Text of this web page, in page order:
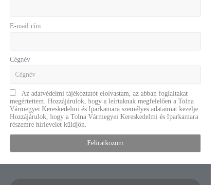
E-mail cím
Cégnév
Az adatvédelmi tájékoztatót elolvastam, az abban foglaltakat
megértettem. Hozzájárulok, hogy a leírtaknak megfelelően a Tolna
Vármegyei Kereskedelmi és Iparkamara személyes adataimat kezelje.
Hozzájárulok, hogy a Tolna Vármegyei Kereskedelmi és Iparkamara
részemre hírlevelet küldjön.